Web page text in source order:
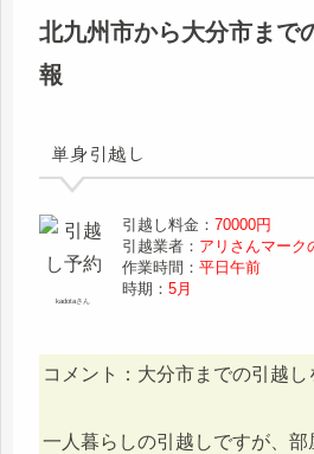
北九州市から大分市まで
報
単身引越し
kadotaさん
引越し料金：70000円
引越業者： アリさんマーク
作業時間：平日午前
時期：5月
コメント：大分市までの引越し
一人暮らしの引越しですが、